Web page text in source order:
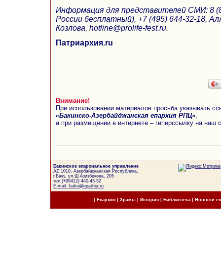
Информация для представителей СМИ: 8
России бесплатный), +7 (495) 644-32-18,
Козлова, hotline@prolife-fest.ru.
Патриархия.ru
Внимание!
При использовании материалов просьба указывать
«Бакинско-Азербайджанская епархия РПЦ»
а при размещении в интернете – гиперссылку на наш
Бакинское епархиальное управление
AZ 1010, Азербайджанская Республика,
г.Баку, ул.Ш.Азизбекова, 205
тел.(+99412) 440-43-52
E-mail: baku@eparhia.ru
Епархия| Храмы История| Библиотека Новости